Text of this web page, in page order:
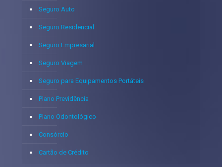
Seguro Auto
Seguro Residencial
Seguro Empresarial
Seguro Viagem
Seguro para Equipamentos Portáteis
Plano Previdência
Plano Odontológico
Consórcio
Cartão de Crédito